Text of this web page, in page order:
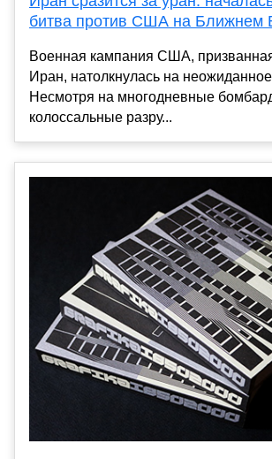
битва против США на Ближнем
Военная кампания США,
Иран, натолкнулась на
Несмотря на многодневные
колоссальные разру...